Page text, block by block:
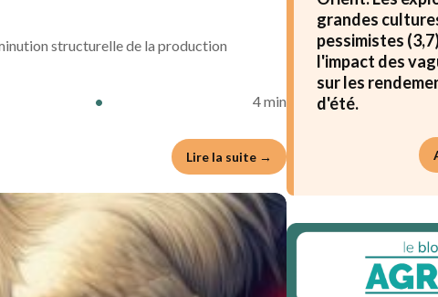
structurelle de la production
• 4 min
Lire la suite →
grandes
pessimistes
l'impact des
sur les
d'été.